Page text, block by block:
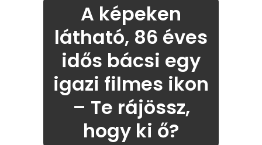
A képeken
látható, 86 éves
idős bácsi egy
igazi filmes ikon
– Te rájössz,
hogy ki ő?